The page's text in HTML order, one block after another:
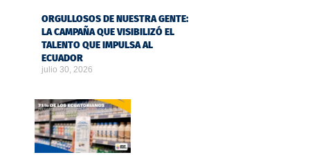
ORGULLOSOS DE NUESTRA GENTE:
LA CAMPAÑA QUE VISIBILIZÓ EL
TALENTO QUE IMPULSA AL
ECUADOR
julio 30, 2026